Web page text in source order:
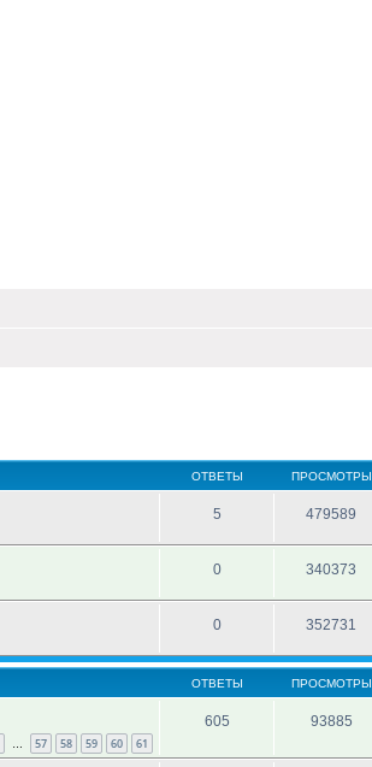
ОТВЕТЫ ПРОСМОТРЫ
5 479589
0 340373
0 352731
ОТВЕТЫ ПРОСМОТРЫ
… 57 58 59 60 61
605 93885